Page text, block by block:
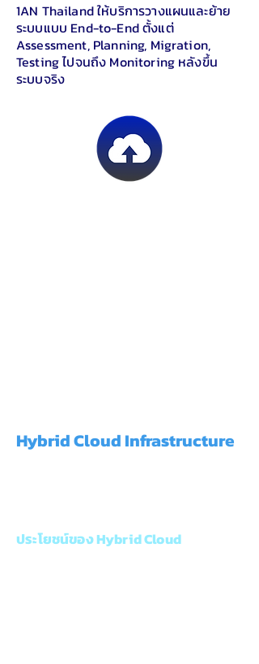
1AN Thailand ให้บริการวางแผนและย้าย
ระบบแบบ End-to-End ตั้งแต่
Assessment, Planning, Migration,
Testing ไปจนถึง Monitoring หลังขึ้น
ระบบจริง
Hybrid Cloud Infrastructure
ประโยชน์ของ Hybrid Cloud